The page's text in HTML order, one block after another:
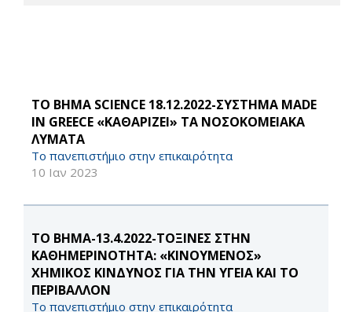
ΤΟ ΒΗΜΑ SCIENCE 18.12.2022-ΣΥΣΤΗΜΑ MADE
IN GREECE «ΚΑΘΑΡΙΖΕΙ» ΤΑ ΝΟΣΟΚΟΜΕΙΑΚΑ
ΛΥΜΑΤΑ
Το πανεπιστήμιο στην επικαιρότητα
10 Ιαν 2023
ΤΟ ΒΗΜΑ-13.4.2022-ΤΟΞΙΝΕΣ ΣΤΗΝ
ΚΑΘΗΜΕΡΙΝΟΤΗΤΑ: «ΚΙΝΟΥΜΕΝΟΣ»
ΧΗΜΙΚΟΣ ΚΙΝΔΥΝΟΣ ΓΙΑ ΤΗΝ ΥΓΕΙΑ ΚΑΙ ΤΟ
ΠΕΡΙΒΑΛΛΟΝ
Το πανεπιστήμιο στην επικαιρότητα